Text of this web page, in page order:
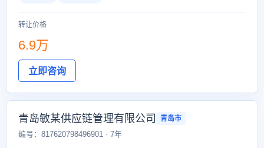
转让价格
6.9万
立即咨询
青岛敏某供应链管理有限公司 青岛市
编号：817620798496901 · 7年